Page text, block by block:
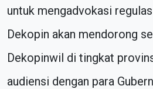
untuk mengadvokasi
Dekopin akan mendorong
Dekopinwil di tingkat
audiensi dengan para